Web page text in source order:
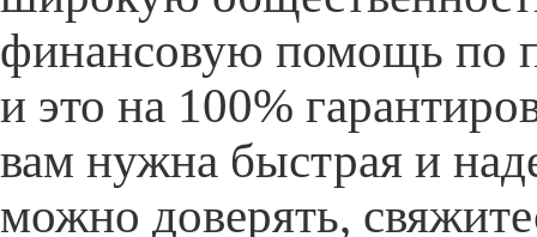
финансовую помощь по
и это на 100%
вам нужна быстрая и
можно доверять,